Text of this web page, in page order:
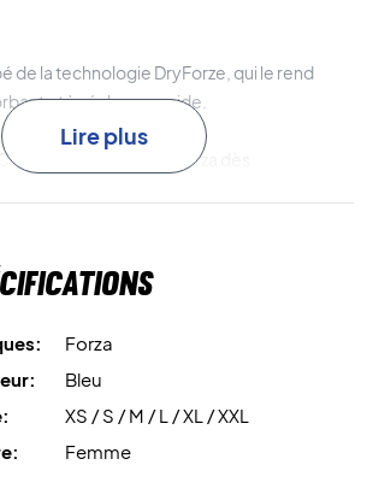
de la technologie DryForze, qui le rend
et à séchage rapide.
un t-shirt Forza dès
Lire plus
Forza
Bleu
XS / S / M / L / XL / XXL
Femme